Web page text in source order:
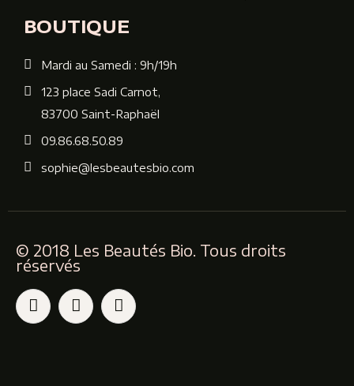
BOUTIQUE
Mardi au Samedi : 9h/19h
123 place Sadi Carnot,
83700 Saint-Raphaël
09.86.68.50.89
sophie@lesbeautesbio.com
© 2018 Les Beautés Bio. Tous droits
réservés